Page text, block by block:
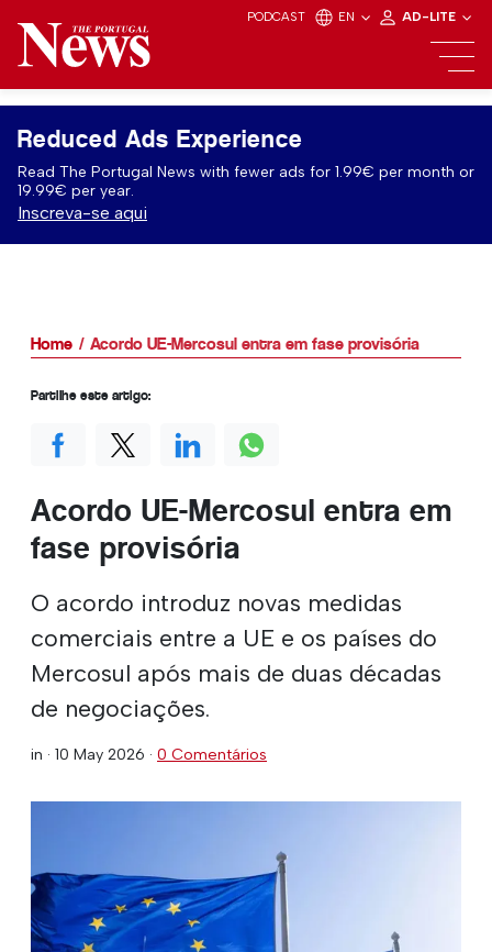
PODCAST EN AD-LITE
Reduced Ads Experience
Read The Portugal News with fewer ads for 1.99€ per month or
19.99€ per year.
Inscreva-se aqui
Home Acordo UE-Mercosul entra em fase provisória
Acordo UE-Mercosul entra em
fase provisória
O acordo introduz novas medidas
comerciais entre a UE e os países do
Mercosul após mais de duas décadas
de negociações.
in · 10 May 2026 · 0 Comentários
Partilhe este artigo: